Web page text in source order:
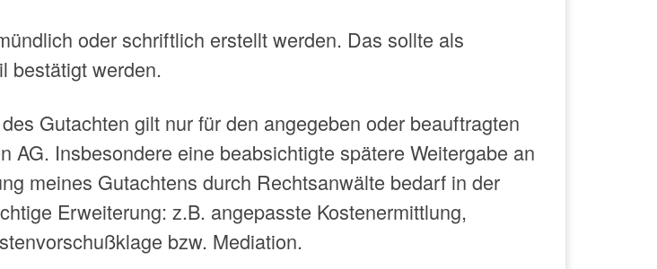
oder schriftlich erstellt werden. Das sollte als
bestätigt werden.
Gutachten gilt nur für den angegeben oder beauftragten
AG. Insbesondere eine beabsichtigte spätere Weitergabe an
meines Gutachtens durch Rechtsanwälte bedarf in der
Erweiterung: z.B. angepasste Kostenermittlung,
bzw. Mediation.